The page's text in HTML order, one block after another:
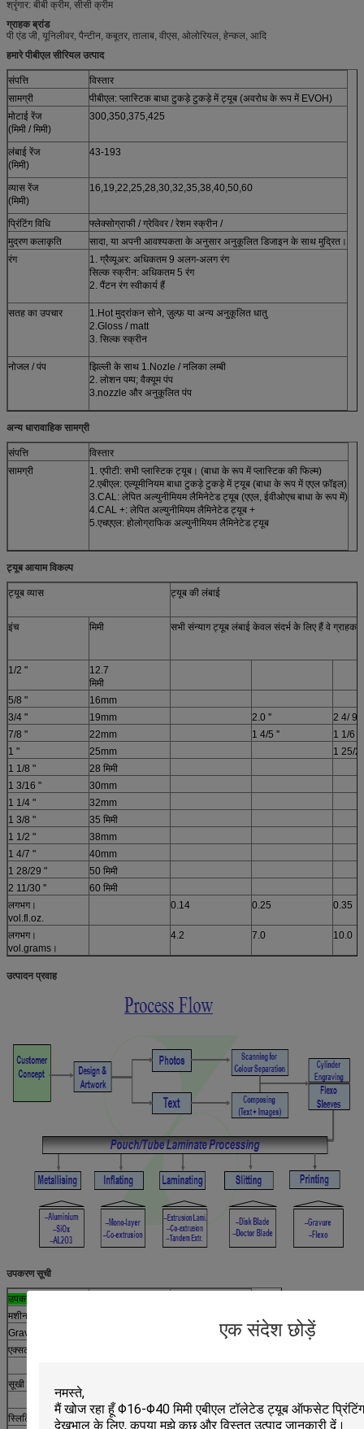
एक संदेश छोड़ें
श्रृंगार: बीबी क्रीम, सीसी क्रीम
ग्राहक ब्रांड
पी एंड जी, यूनिलीवर, पैन्टीन, कबूतर, तालाब, वीएस, ओलोरियल, हेन्कल, आदि
हमारे पीबीएल सीरियल उत्पाद
संपत्ति
विस्तार
सामग्री
पीबीएल: प्लास्टिक बाधा टुकड़े टुकड़े में ट्यूब (अवरोध के रूप में EVOH)
मोटाई रेंज
(मिमी / मिमी)
300,350,375,425
लंबाई रेंज
(मिमी)
43-193
व्यास रेंज
(मिमी)
16,19,22,25,28,30,32,35,38,40,50,60
प्रिंटिंग विधि
फ्लेक्सोग्राफी / ग्रेविवर / रेशम स्क्रीन /
मुद्रण कलाकृति
सादा, या अपनी आवश्यकता के अनुसार अनुकूलित डिजाइन के साथ मुद्रित।
रंग
1. ग्रैव्यूअर: अधिकतम 9 अलग-अलग रंग
सिल्क स्क्रीन: अधिकतम 5 रंग
2. पैंटन रंग स्वीकार्य हैं
सतह का उपचार
1.Hot मुद्रांकन सोने, ज़ुल्फ़ या अन्य अनुकूलित धातु
2.Gloss / matt
3. सिल्क स्क्रीन
नोजल / पंप
झिल्ली के साथ 1.Nozle / नलिका लम्बी
2. लोशन पम्प; वैक्यूम पंप
3.nozzle और अनुकूलित पंप
अन्य धारावाहिक सामग्री
संपत्ति
विस्तार
सामग्री
1. एपीटी: सभी प्लास्टिक ट्यूब। (बाधा के रूप में प्लास्टिक की फिल्म)
2.एबीएल: एल्यूमीनियम बाधा टुकड़े टुकड़े में ट्यूब (बाधा के रूप में एएल फ़ॉइल)
3.CAL: लेपित अल्युनीमियम लैमिनेटेड ट्यूब (एएल, ईवीओएच बाधा के रूप में)
4.CAL +: लेपित अल्युनीमियम लैमिनेटेड ट्यूब +
5.एचएएल: होलोग्राफिक अल्युनीमियम लैमिनेटेड ट्यूब
ट्यूब आयाम विकल्प
ट्यूब व्यास ट्यूब की लंबाई
इंच मिमी सभी संन्याग ट्यूब लंबाई केवल संदर्भ के लिए हैं वे ग्राहक
1/2 "
12.7
मिमी
5/8 "
16mm
3/4 "
19mm 2.0 ''
2 4/ 9 ''
7/8 "
22mm 1 4/5 ''
1 1/6 ''
1 "
25mm
1 25/
1 1/8 "
28 मिमी
1 3/16 "
30mm
1 1/4 "
32mm
1 3/8 "
35 मिमी
1 1/2 "
38mm
1 4/7 "
40mm
1 28/29 "
50 मिमी
2 11/30 ''
60 मिमी
लगभग।
vol.fl.oz.
0.14 0.25 0.35
लगभग।
vol.grams।
4.2 7.0 10.0
उत्पादन प्रवाह
उपकरण सूची
उपकरण
मशीन लाइनों उड़ा
Gravure प्रेस
एक्सट्रूज़न फाड़ना
सूखी फाड़ना
1
स्लिटिंग
जर्मनी
3